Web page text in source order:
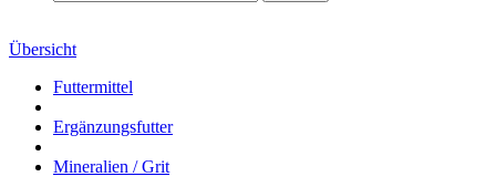
Übersicht
Futtermittel
Ergänzungsfutter
Mineralien / Grit